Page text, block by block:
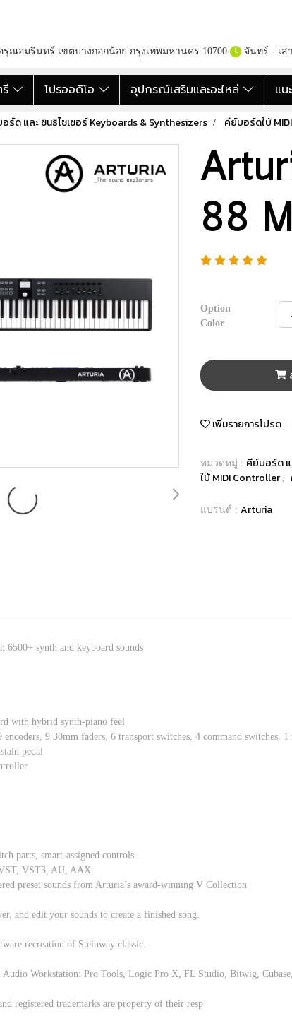
ณอมรินทร์ เขตบางกอกน้อย กรุงเทพมหานคร 10700 จันทร์ - เส
รี โปรออดิโอ อุปกรณ์เสริมและอะไหล่ แน
ร์ด และ ซินธิไซเซอร์ Keyboards & Synthesizers คีย์บอร์ดใบ้
88
Option
Color
เพิ่มรายการโปรด
หมวดหมู่ : คีย์บอร์ด แ
ใบ้ MIDI Controller
แบรนด์ : Arturia
6500+ synth and keyboard sounds
with hybrid synth-piano feel
9 30mm faders, 6 transport switches, 4 command switches,
pedal
parts, smart-assigned controls.
VST3, AU, AAX.
preset sounds from Arturia’s award-winning V Collection
and edit your sounds to create a finished song.
recreation of Steinway classic.
Workstation: Pro Tools, Logic Pro X, FL Studio, Bitwig,
registered trademarks are property of their resp